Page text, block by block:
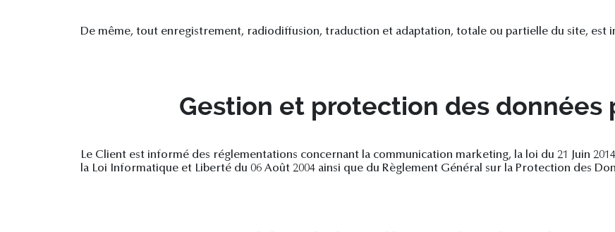
De même, tout enregistrement, radiodiffusion, traduction et adaptation, totale ou partielle du site, est
Gestion et protection des données
Le Client est informé des réglementations concernant la communication marketing, la loi du 21 Juin
la Loi Informatique et Liberté du 06 Août 2004 ainsi que du Règlement Général sur la Protection des